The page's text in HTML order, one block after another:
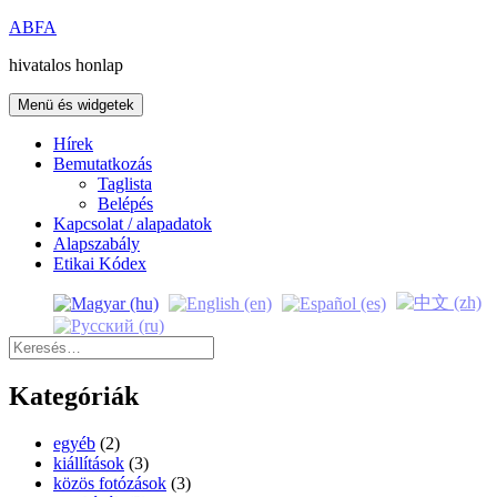
Kilépés
tartalomba
ABFA
hivatalos honlap
Menü és widgetek
Hírek
Bemutatkozás
Taglista
Belépés
Kapcsolat / alapadatok
Alapszabály
Etikai Kódex
Keresés:
Kategóriák
egyéb (2)
kiállítások (3)
közös fotózások (3)